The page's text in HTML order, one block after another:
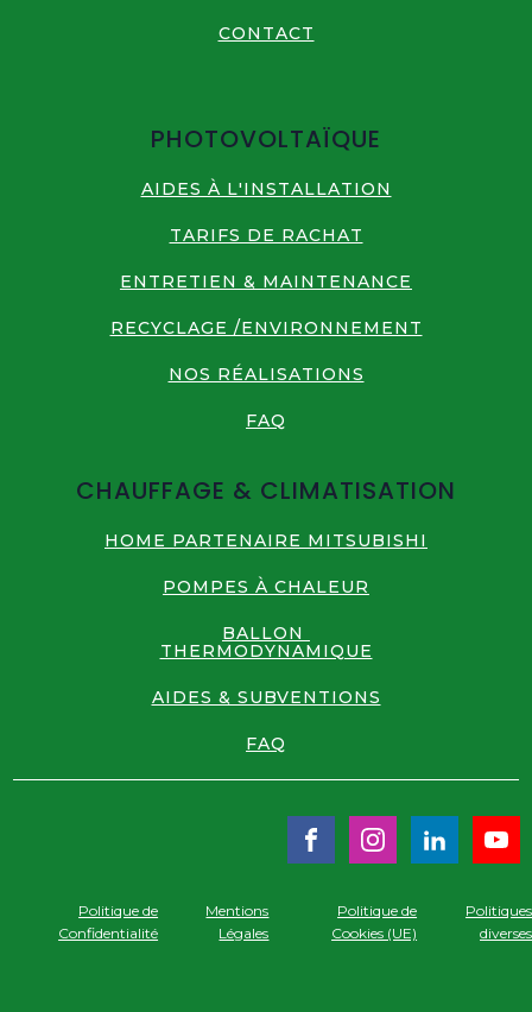
CONTACT
PHOTOVOLTAÏQUE
AIDES À L'INSTALLATION
TARIFS DE RACHAT
ENTRETIEN & MAINTENANCE
RECYCLAGE /ENVIRONNEMENT
NOS RÉALISATIONS
FAQ
CHAUFFAGE & CLIMATISATION
HOME PARTENAIRE MITSUBISHI
POMPES À CHALEUR
BALLON
THERMODYNAMIQUE
AIDES & SUBVENTIONS
FAQ
Politique de
Confidentialité
Mentions
Légales
Politique de
Cookies (UE)
Politiques
diverses